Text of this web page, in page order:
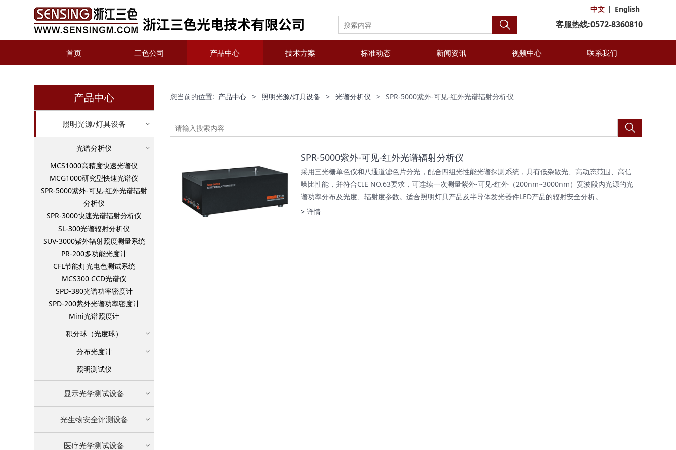
中文 | English
客服热线:0572-8360810
首页 三色公司 产品中心 技术方案 标准动态 新闻资讯 视频中心 联系我们
产品中心
照明光源/灯具设备
光谱分析仪
MCS1000高精度快速光谱仪
MCG1000研究型快速光谱仪
SPR-5000紫外-可见-红外光谱辐射
分析仪
SPR-3000快速光谱辐射分析仪
SL-300光谱辐射分析仪
SUV-3000紫外辐射照度测量系统
PR-200多功能光度计
CFL节能灯光电色测试系统
MCS300 CCD光谱仪
SPD-380光谱功率密度计
SPD-200紫外光谱功率密度计
Mini光谱照度计
积分球（光度球）
分布光度计
照明测试仪
显示光学测试设备
光生物安全评测设备
医疗光学测试设备
您当前的位置: 产品中心 > 照明光源/灯具设备 > 光谱分析仪 > SPR-5000紫外-可见-红外光谱辐射分析仪
SPR-5000紫外-可见-红外光谱辐射分析仪
采用三光栅单色仪和八通道滤色片分光，配合四组光性能光谱探测系统，具有低杂散光、高动态范围、高信
噪比性能，并符合CIE NO.63要求，可连续一次测量紫外-可见-红外（200nm~3000nm）宽波段内光源的光
谱功率分布及光度、辐射度参数。适合照明灯具产品及半导体发光器件LED产品的辐射安全分析。
> 详情